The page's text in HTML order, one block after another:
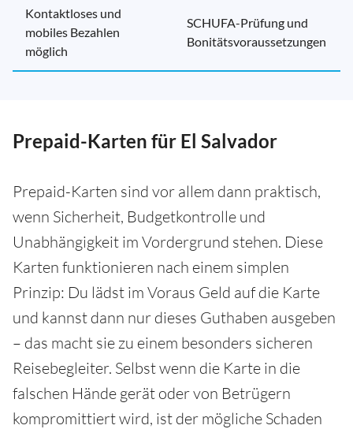
Kontaktloses und
mobiles Bezahlen
möglich
SCHUFA-Prüfung und
Bonitätsvoraussetzungen
Prepaid-Karten für El Salvador
Prepaid-Karten sind vor allem dann praktisch,
wenn Sicherheit, Budgetkontrolle und
Unabhängigkeit im Vordergrund stehen. Diese
Karten funktionieren nach einem simplen
Prinzip: Du lädst im Voraus Geld auf die Karte
und kannst dann nur dieses Guthaben ausgeben
– das macht sie zu einem besonders sicheren
Reisebegleiter. Selbst wenn die Karte in die
falschen Hände gerät oder von Betrügern
kompromittiert wird, ist der mögliche Schaden